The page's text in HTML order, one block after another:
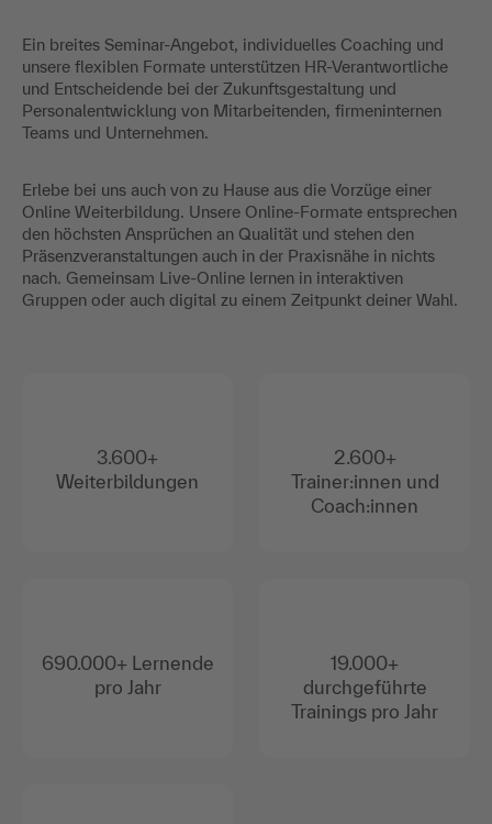
Ein breites Seminar-Angebot, individuelles Coaching und
unsere flexiblen Formate unterstützen HR-Verantwortliche
und Entscheidende bei der Zukunftsgestaltung und
Personalentwicklung von Mitarbeitenden, firmeninternen
Teams und Unternehmen.
Erlebe bei uns auch von zu Hause aus die Vorzüge einer
Online Weiterbildung. Unsere Online-Formate entsprechen
den höchsten Ansprüchen an Qualität und stehen den
Präsenzveranstaltungen auch in der Praxisnähe in nichts
nach. Gemeinsam Live-Online lernen in interaktiven
Gruppen oder auch digital zu einem Zeitpunkt deiner Wahl.
3.600+
Weiterbildungen
690.000+ Lernende
pro Jahr
2.600+
Trainer:innen und
Coach:innen
19.000+
durchgeführte
Trainings pro Jahr